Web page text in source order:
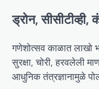
ड्रोन,
गणेशोत्सव काळात लाखो
सुरक्षा, चोरी, हरवलेली
आधुनिक तंत्रज्ञानामुळे